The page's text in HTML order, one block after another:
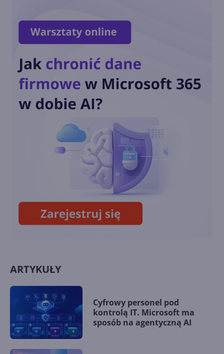
15. Tworzenie własnych
kontrolek przez
użytkowników. Cześć 3.
14. Tworzenie własnych
użytkowników. Cześć 2.
13. Tworzenie własnych
kontrolek przez
użytkowników. Cześć 1.
ARTYKUŁY
Cyfrowy personel pod
kontrolą IT. Microsoft ma
sposób na agentyczną AI